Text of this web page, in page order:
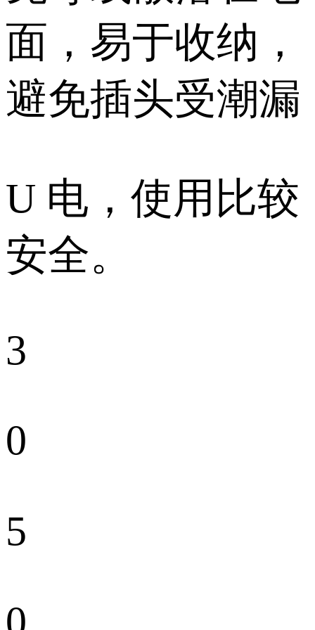
面，易于收纳，
避免插头受潮漏
U 电，使用比较
安全。
3
0
5